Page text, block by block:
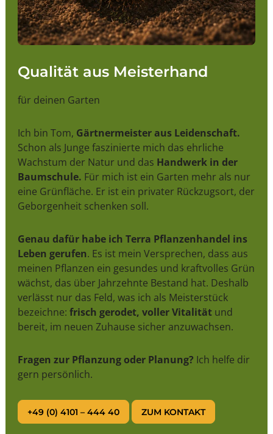
Qualität aus Meisterhand
für deinen Garten
Ich bin Tom, Gärtnermeister aus Leidenschaft.
Schon als Junge faszinierte mich das ehrliche
Wachstum der Natur und das Handwerk in der
Baumschule. Für mich ist ein Garten mehr als nur
eine Grünfläche. Er ist ein privater Rückzugsort, der
Geborgenheit schenken soll.
Genau dafür habe ich Terra Pflanzenhandel ins
Leben gerufen. Es ist mein Versprechen, dass aus
meinen Pflanzen ein gesundes und kraftvolles Grün
wächst, das über Jahrzehnte Bestand hat. Deshalb
verlässt nur das Feld, was ich als Meisterstück
bezeichne: frisch gerodet, voller Vitalitätund
bereit, im neuen Zuhause sicher anzuwachsen.
Fragen zur Pflanzung oder Planung? Ich helfe dir
gern persönlich.
+49 (0) 4101 – 444 40 ZUM KONTAKT